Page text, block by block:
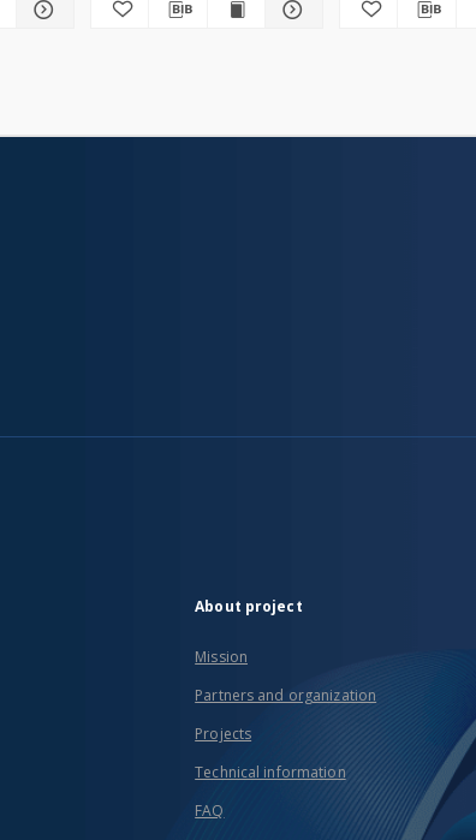
About project
Mission
Partners and organization
Projects
Technical information
FAQ